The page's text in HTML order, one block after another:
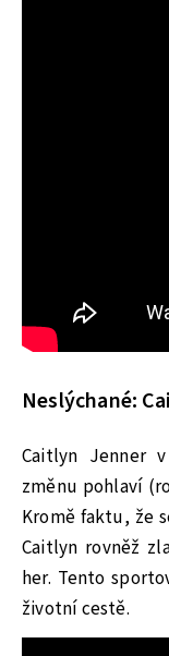
Neslýchané:
Caitlyn Jenner
změnu pohlaví
Kromě faktu, že
Caitlyn rovněž
her. Tento
životní cestě.